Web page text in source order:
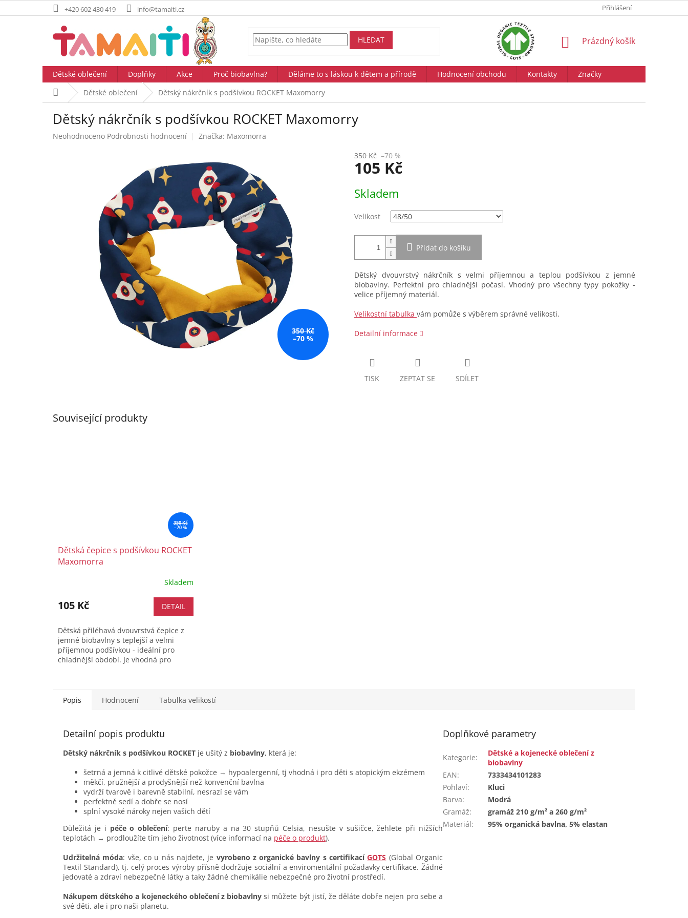
na
+420 602 430 419 info@tamaiti.cz Přihlášení
HLEDAT
NÁKUPNÍ
Prázdný košík
Dětské oblečení Doplňky Akce Proč biobavlna? Děláme to s láskou k dětem a přírodě Hodnocení obchodu Kontakty
Značky
Domů Dětské oblečení Dětský nákrčník s podšívkou ROCKET Maxomorry
Dětský nákrčník s podšívkou ROCKET Maxomorry
Průměrné
Neohodnoceno Podrobnosti hodnocení Značka: Maxomorra
350 Kč
–70 %
350 Kč –70 %
105 Kč
cena:
Skladem
Velikost
Přidat do košíku
Dětský dvouvrstvý nákrčník s velmi příjemnou a teplou podšívkou z jemné
biobavlny. Perfektní pro chladnější počasí. Vhodný pro všechny typy pokožky -
velice příjemný materiál.
Velikostní tabulka vám pomůže s výběrem správné velikosti.
Detailní informace
TISK ZEPTAT SE SDÍLET
Související produkty
350 Kč
–70 %
Dětská čepice s podšívkou ROCKET
Maxomorra
Skladem
105 Kč DETAIL
Dětská přiléhavá dvouvrstvá čepice z
jemné biobavlny s teplejší a velmi
příjemnou podšívkou - ideální pro
chladnější období. Je vhodná pro
Popis Hodnocení Tabulka velikostí
Detailní popis produktu
Dětský nákrčník s podšívkou ROCKET je ušitý z biobavlny, která je:
šetrná a jemná k citlivé dětské pokožce → hypoalergenní, tj vhodná i pro děti s atopickým ekzémem
měkčí, pružnější a prodyšnější než konvenční bavlna
vydrží tvarově i barevně stabilní, nesrazí se vám
perfektně sedí a dobře se nosí
splní vysoké nároky nejen vašich dětí
Důležitá je i péče o oblečení: perte naruby a na 30 stupňů Celsia, nesušte v sušičce, žehlete při nižších
teplotách → prodloužíte tím jeho životnost (více informací na péče o produkt).
Udržitelná móda: vše, co u nás najdete, je vyrobeno z organické bavlny s certifikacíGOTS (Global Organic
Textil Standard), tj. celý proces výroby přísně dodržuje sociální a enviromentální požadavky certifikace. Žádné
jedovaté a zdraví nebezpečné látky a taky žádné chemikálie nebezpečné pro životní prostředí.
Nákupem dětského a kojeneckého oblečení z biobavlny si můžete být jistí, že děláte dobře nejen pro sebe a
své děti, ale i pro naši planetu.
Doplňkové parametry
Kategorie:
Dětské a kojenecké oblečení z
biobavlny
EAN:
7333434101283
Pohlaví:
Kluci
Barva:
Modrá
Gramáž:
gramáž 210 g/m² a 260 g/m²
Materiál: 95% organická bavlna, 5% elastan